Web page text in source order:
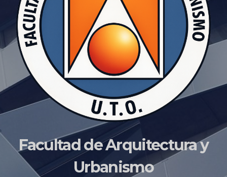
Facultad de Arquitectura y
Urbanismo